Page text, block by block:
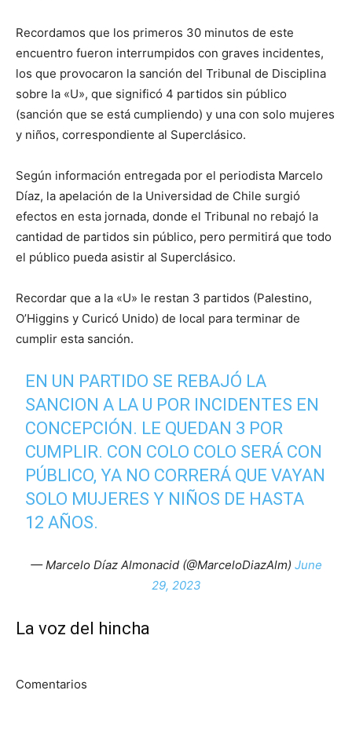
Recordamos que los primeros 30 minutos de este
encuentro fueron interrumpidos con graves incidentes,
los que provocaron la sanción del Tribunal de Disciplina
sobre la «U», que significó 4 partidos sin público
(sanción que se está cumpliendo) y una con solo mujeres
y niños, correspondiente al Superclásico.
Según información entregada por el periodista Marcelo
Díaz, la apelación de la Universidad de Chile surgió
efectos en esta jornada, donde el Tribunal no rebajó la
cantidad de partidos sin público, pero permitirá que todo
el público pueda asistir al Superclásico.
Recordar que a la «U» le restan 3 partidos (Palestino,
O’Higgins y Curicó Unido) de local para terminar de
cumplir esta sanción.
EN UN PARTIDO SE REBAJÓ LA
SANCION A LA U POR INCIDENTES EN
CONCEPCIÓN. LE QUEDAN 3 POR
CUMPLIR. CON COLO COLO SERÁ CON
PÚBLICO, YA NO CORRERÁ QUE VAYAN
SOLO MUJERES Y NIÑOS DE HASTA
12 AÑOS.
— Marcelo Díaz Almonacid (@MarceloDiazAlm) June
29, 2023
La voz del hincha
Comentarios